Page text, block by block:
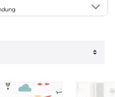
11
27
98